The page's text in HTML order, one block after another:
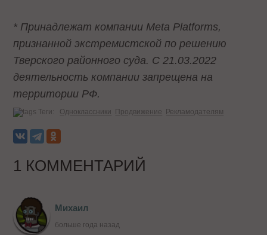
* Принадлежат компании Meta Platforms,
признанной экстремистской по решению
Тверского районного суда. С 21.03.2022
деятельность компании запрещена на
территории РФ.
Теги: Одноклассники Продвижение Рекламодателям
1 КОММЕНТАРИЙ
Михаил
больше года назад